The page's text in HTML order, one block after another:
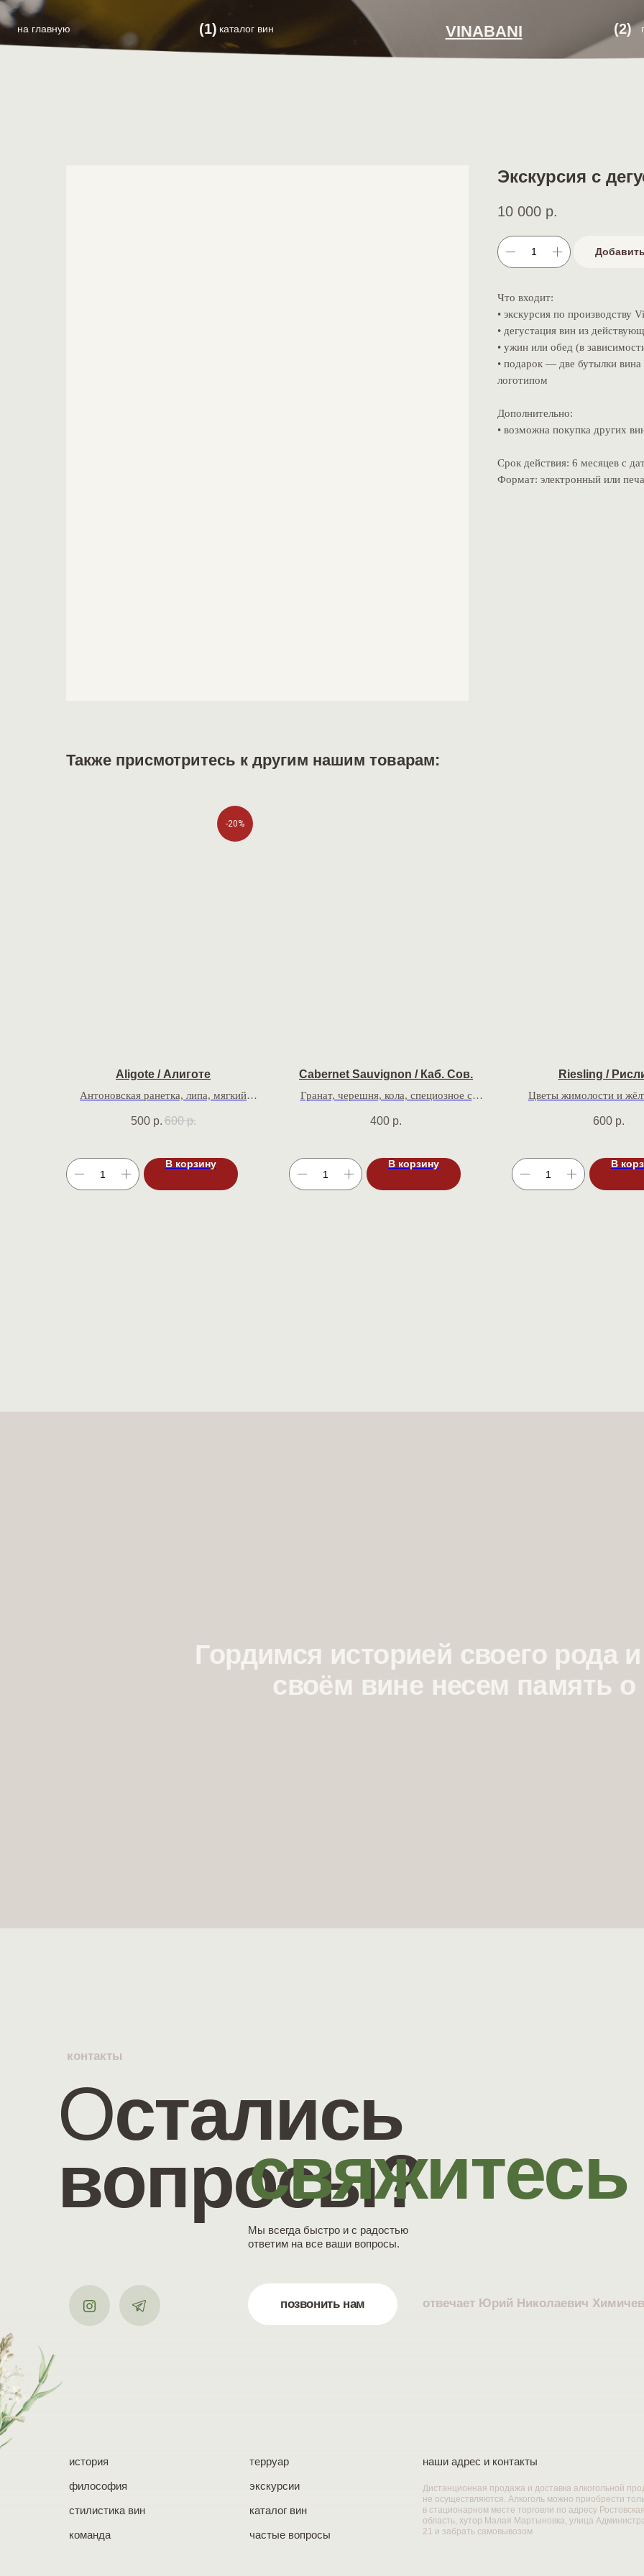
каталог вин
(1) (2)
VINABANI
на главную
Экскурсия с
10 000 р.
Что входит:
• экскурсия по производству
• дегустация вин из
• ужин или обед (в
• подарок — две бутылки
логотипом
Дополнительно:
• возможна покупка других
Срок действия: 6 месяцев с
Формат: электронный или
Также присмотритесь к другим нашим товарам:
-20%
Aligote / Алиготе
Антоновская ранетка, липа, мягкий
500 р. 600 р.
В корзину
Cabernet Sauvignon / Каб. Сов.
Гранат, черешня, кола, специозное с
400 р.
В корзину
Riesling /
Цветы жимолости и
600 р.
В
Гордимся историей своего рода
своём вине несем память
контакты
Остались
вопросы?
Мы всегда быстро и с радостью
ответим на все ваши вопросы.
позвонить нам отвечает Юрий Николаевич Химичев
история
философия
стилистика вин
команда
терруар
экскурсии
каталог вин
частые вопросы
наши адрес и контакты
Дистанционная продажа и доставка алкогольной
не осуществляются. Алкоголь можно приобрести
в стационарном месте торговли по адресу
область, хутор Малая Мартыновка, улица
21 и забрать самовывозом